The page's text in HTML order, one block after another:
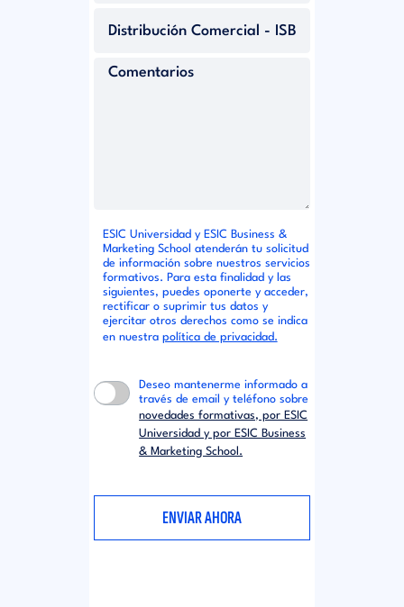
ESIC Universidad y ESIC Business &
Marketing School atenderán tu solicitud
de información sobre nuestros servicios
formativos. Para esta finalidad y las
siguientes, puedes oponerte y acceder,
rectificar o suprimir tus datos y
ejercitar otros derechos como se indica
en nuestra política de privacidad.
Deseo mantenerme informado a
través de email y teléfono sobre
novedades formativas, por ESIC
Universidad y por ESIC Business
& Marketing School.